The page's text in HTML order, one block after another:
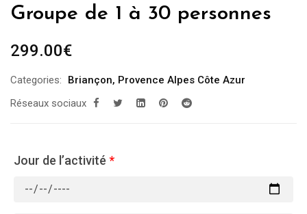
Groupe de 1 à 30 personnes
299.00€
Categories: Briançon, Provence Alpes Côte Azur
Réseaux sociaux
Jour de l’activité *